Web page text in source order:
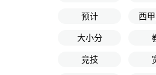
预计 西
大小分
竞技